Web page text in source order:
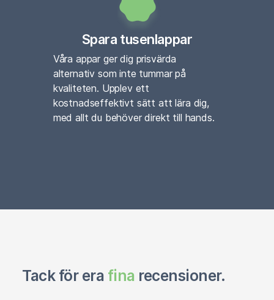
Spara tusenlappar
Våra appar ger dig prisvärda
alternativ som inte tummar på
kvaliteten. Upplev ett
kostnadseffektivt sätt att lära dig,
med allt du behöver direkt till hands.
Tack för era fina recensioner.